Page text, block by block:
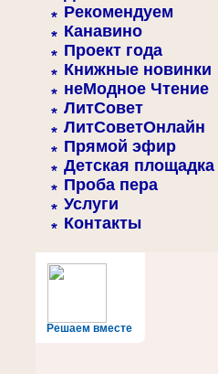
Рекомендуем
Канавино
Проект года
Книжные новинки
неМодное Чтение
ЛитСовет
ЛитСоветОнлайн
Прямой эфир
Детская площадка
Проба пера
Услуги
Контакты
Решаем вместе